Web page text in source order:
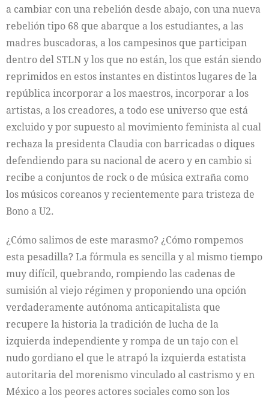
a cambiar con una rebelión desde abajo, con una nueva
rebelión tipo 68 que abarque a los estudiantes, a las
madres buscadoras, a los campesinos que participan
dentro del STLN y los que no están, los que están siendo
reprimidos en estos instantes en distintos lugares de la
república incorporar a los maestros, incorporar a los
artistas, a los creadores, a todo ese universo que está
excluido y por supuesto al movimiento feminista al cual
rechaza la presidenta Claudia con barricadas o diques
defendiendo para su nacional de acero y en cambio si
recibe a conjuntos de rock o de música extraña como
los músicos coreanos y recientemente para tristeza de
Bono a U2.
¿Cómo salimos de este marasmo? ¿Cómo rompemos
esta pesadilla? La fórmula es sencilla y al mismo tiempo
muy difícil, quebrando, rompiendo las cadenas de
sumisión al viejo régimen y proponiendo una opción
verdaderamente autónoma anticapitalista que
recupere la historia la tradición de lucha de la
izquierda independiente y rompa de un tajo con el
nudo gordiano el que le atrapó la izquierda estatista
autoritaria del morenismo vinculado al castrismo y en
México a los peores actores sociales como son los